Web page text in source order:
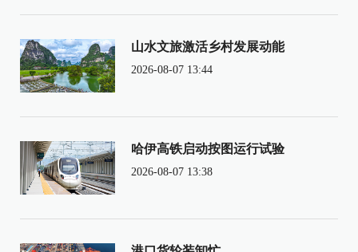
山水文旅激活乡村发展动能
2026-08-07 13:44
哈伊高铁启动按图运行试验
2026-08-07 13:38